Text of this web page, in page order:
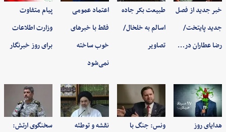
خبر جدید از فصل
جدید پایتخت/
رضا عطاران در…
طبیعت بکر جاده
اسالم به خلخال/
تصاویر
اعتماد عمومی
فقط با خبرهای
خوب ساخته
نمی‌شود
پیام متفاوت
وزارت اطلاعات
برای روز خبرنگار
هدایای روز
ونس: جنگ با
نقشه و توطئه
سخنگوی ارتش: